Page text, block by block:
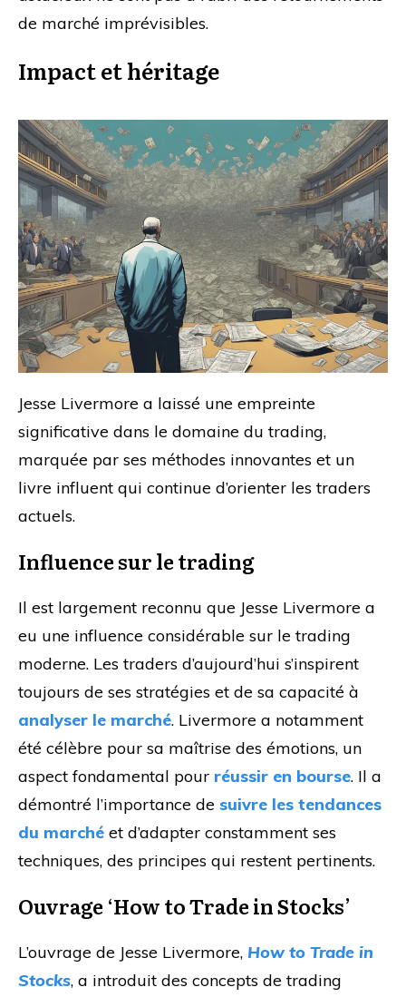
de marché imprévisibles.
Impact et héritage
Jesse Livermore a laissé une empreinte
significative dans le domaine du trading,
marquée par ses méthodes innovantes et un
livre influent qui continue d’orienter les traders
actuels.
Influence sur le trading
Il est largement reconnu que Jesse Livermore a
eu une influence considérable sur le trading
moderne. Les traders d’aujourd’hui s’inspirent
toujours de ses stratégies et de sa capacité à
analyser le marché. Livermore a notamment
été célèbre pour sa maîtrise des émotions, un
aspect fondamental pour réussir en bourse. Il a
démontré l’importance de suivre les tendances
du marché et d’adapter constamment ses
techniques, des principes qui restent pertinents.
Ouvrage ‘How to Trade in Stocks’
L’ouvrage de Jesse Livermore, How to Trade in
Stocks, a introduit des concepts de trading